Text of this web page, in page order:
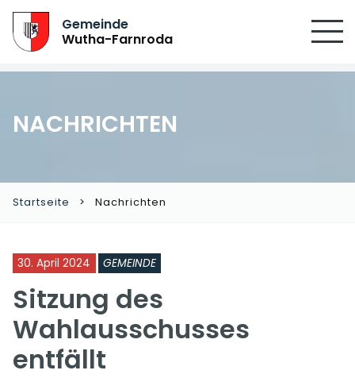
Gemeinde
Wutha-Farnroda
NACHRICHTEN
Startseite Nachrichten
30. April 2024 GEMEINDE
Sitzung des
Wahlausschusses
entfällt